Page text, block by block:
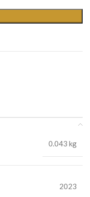
0.043 kg
2023